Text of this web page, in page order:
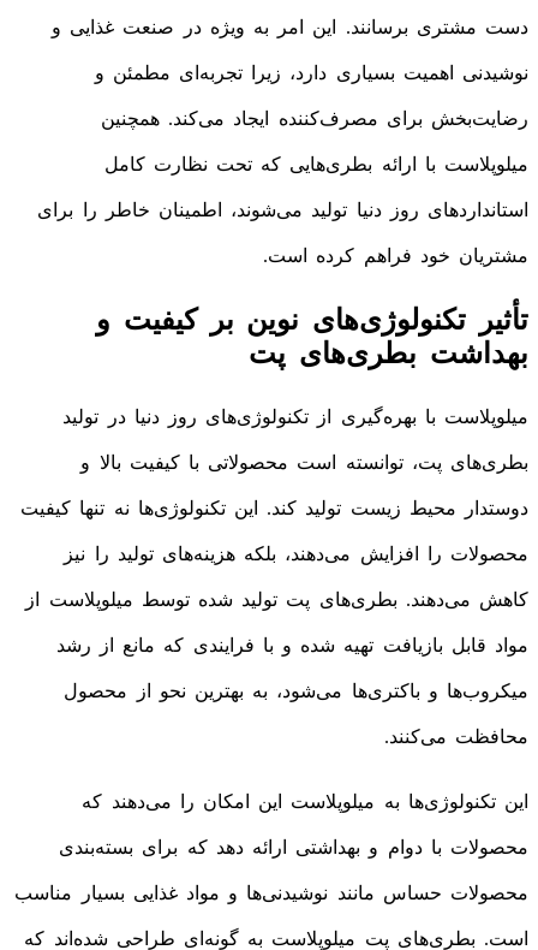
دست مشتری برسانند. این امر به ویژه در صنعت غذایی و
نوشیدنی اهمیت بسیاری دارد، زیرا تجربه‌ای مطمئن و
رضایت‌بخش برای مصرف‌کننده ایجاد می‌کند. همچنین
میلوپلاست با ارائه بطری‌هایی که تحت نظارت کامل
استانداردهای روز دنیا تولید می‌شوند، اطمینان خاطر را برای
مشتریان خود فراهم کرده است.
تأثیر تکنولوژی‌های نوین بر کیفیت و
بهداشت بطری‌های پت
میلوپلاست با بهره‌گیری از تکنولوژی‌های روز دنیا در تولید
بطری‌های پت، توانسته است محصولاتی با کیفیت بالا و
دوستدار محیط زیست تولید کند. این تکنولوژی‌ها نه تنها کیفیت
محصولات را افزایش می‌دهند، بلکه هزینه‌های تولید را نیز
کاهش می‌دهند. بطری‌های پت تولید شده توسط میلوپلاست از
مواد قابل بازیافت تهیه شده و با فرایندی که مانع از رشد
میکروب‌ها و باکتری‌ها می‌شود، به بهترین نحو از محصول
محافظت می‌کنند.
این تکنولوژی‌ها به میلوپلاست این امکان را می‌دهند که
محصولات با دوام و بهداشتی ارائه دهد که برای بسته‌بندی
محصولات حساس مانند نوشیدنی‌ها و مواد غذایی بسیار مناسب
است. بطری‌های پت میلوپلاست به گونه‌ای طراحی شده‌اند که